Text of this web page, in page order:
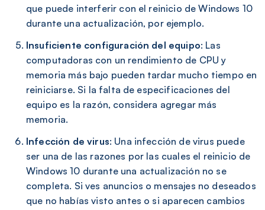
que puede interferir con el reinicio de Windows 10
durante una actualización, por ejemplo.
Insuficiente configuración del equipo: Las
computadoras con un rendimiento de CPU y
memoria más bajo pueden tardar mucho tiempo en
reiniciarse. Si la falta de especificaciones del
equipo es la razón, considera agregar más
memoria.
Infección de virus: Una infección de virus puede
ser una de las razones por las cuales el reinicio de
Windows 10 durante una actualización no se
completa. Si ves anuncios o mensajes no deseados
que no habías visto antes o si aparecen cambios